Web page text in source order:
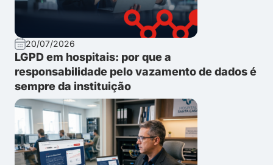
20/07/2026
LGPD em hospitais: por que a
responsabilidade pelo vazamento de dados é
sempre da instituição